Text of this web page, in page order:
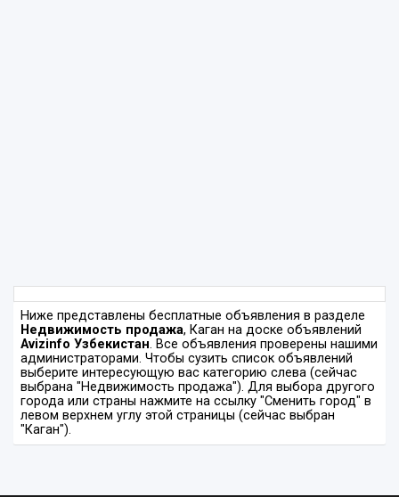
Ниже представлены бесплатные объявления в разделе
Недвижимость продажа, Каган на доске объявлений
Avizinfo Узбекистан. Все объявления проверены нашими
администраторами. Чтобы сузить список объявлений
выберите интересующую вас категорию слева (сейчас
выбрана "Недвижимость продажа"). Для выбора другого
города или страны нажмите на ссылку "Сменить город" в
левом верхнем углу этой страницы (сейчас выбран
"Каган").